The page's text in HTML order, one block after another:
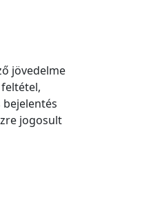
jövedelme
jogosult